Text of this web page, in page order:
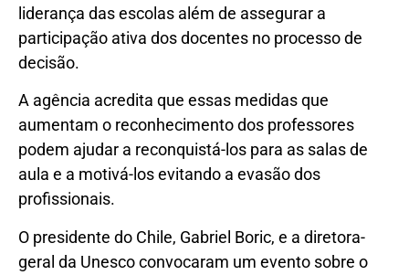
liderança das escolas além de assegurar a
participação ativa dos docentes no processo de
decisão.
A agência acredita que essas medidas que
aumentam o reconhecimento dos professores
podem ajudar a reconquistá-los para as salas de
aula e a motivá-los evitando a evasão dos
profissionais.
O presidente do Chile, Gabriel Boric, e a diretora-
geral da Unesco convocaram um evento sobre o